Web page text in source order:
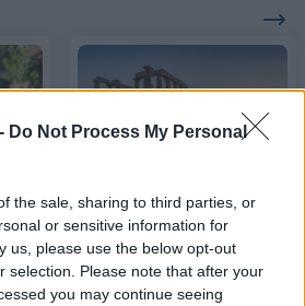
Do Not Process My Personal
the sale, sharing to third parties, or
or sensitive information for
us, please use the below opt-out
selection. Please note that after your
you may continue seeing
Το έργο του νέου
φωτισμού του ναού του
Ποσειδώνα στο Σούνιο θα
εγκαινιάσει ο
Πρωθυπουργός στις 16/9